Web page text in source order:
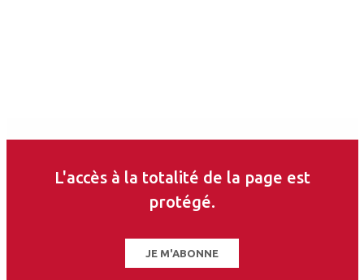
ce thème
L'accès à la totalité de la page est
protégé.
JE M'ABONNE